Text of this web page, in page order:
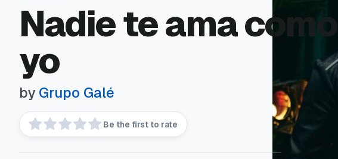
Nadie te ama como
yo
by Grupo Galé
Be the first to rate